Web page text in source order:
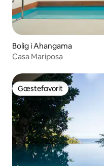
Bolig i Ahangama
Casa Mariposa
Gæstefavorit
Gæstefavorit